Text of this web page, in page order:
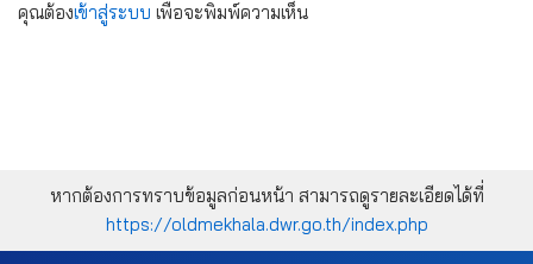
คุณต้องเข้าสู่ระบบ เพื่อจะพิมพ์ความเห็น
หากต้องการทราบข้อมูลก่อนหน้า สามารถดูรายละเอียดได้ที่
https://oldmekhala.dwr.go.th/index.php